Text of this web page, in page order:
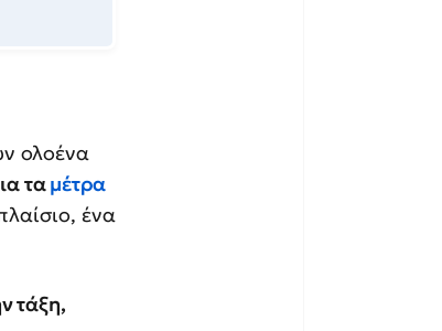
ολοένα
ταμέτρα
ένα
τάξη,